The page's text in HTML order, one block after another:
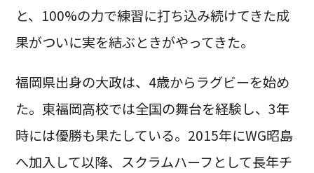
と、100%の力で練習に打ち込み続けてきた成
果がついに実を結ぶときがやってきた。
福岡県出身の大政は、4歳からラグビーを始め
た。東福岡高校では全国の舞台を経験し、3年
時には優勝も果たしている。2015年にWG昭島
へ加入して以降、スクラムハーフとして長年チ